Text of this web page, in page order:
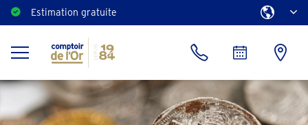
Estimation gratuite